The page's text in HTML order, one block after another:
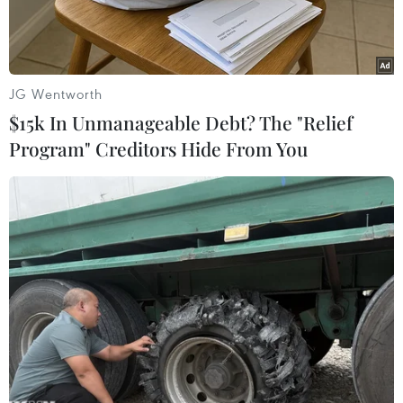
Ông Scott Morrison phát biểu tại cuộc họp báo ở Canberra,
Australia ngày 24/8. (Ảnh: AFP/TTXVN)
Tân Thủ tướng Australia Scott Morrison sẽ đi
thăm Indonesia vào ngày 30/8 tới để cứu Hiệp
định tự do thương mại (FTA) Australia-
Indonesia có nguy cơ bị trì hoãn lần nữa do xảy
JG Wentworth
$15k In Unmanageable Debt? The "Relief
Program" Creditors Hide From You